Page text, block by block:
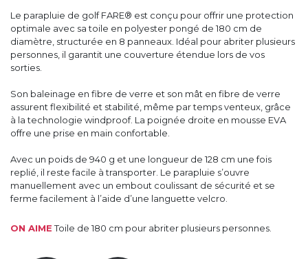
Le parapluie de golf FARE® est conçu pour offrir une protection
optimale avec sa toile en polyester pongé de 180 cm de
diamètre, structurée en 8 panneaux. Idéal pour abriter plusieurs
personnes, il garantit une couverture étendue lors de vos
sorties.
Son baleinage en fibre de verre et son mât en fibre de verre
assurent flexibilité et stabilité, même par temps venteux, grâce
à la technologie windproof. La poignée droite en mousse EVA
offre une prise en main confortable.
Avec un poids de 940 g et une longueur de 128 cm une fois
replié, il reste facile à transporter. Le parapluie s’ouvre
manuellement avec un embout coulissant de sécurité et se
ferme facilement à l’aide d’une languette velcro.
ON AIMEToile de 180 cm pour abriter plusieurs personnes.